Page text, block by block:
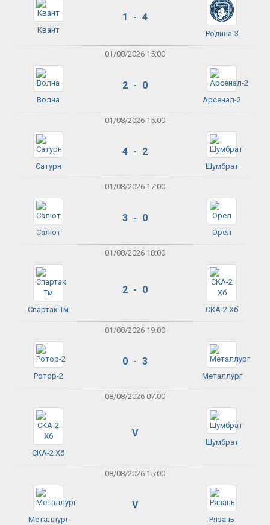
Квант
1 - 4
Родина-3
01/08/2026 15:00
Волна
2 - 0
Арсенал-2
01/08/2026 15:00
Сатурн
4 - 2
Шумбрат
01/08/2026 17:00
Салют
3 - 0
Орёл
01/08/2026 18:00
Спартак Тм
2 - 0
СКА-2 Хб
01/08/2026 19:00
Ротор-2
0 - 3
Металлург
08/08/2026 07:00
СКА-2 Хб
V
Шумбрат
08/08/2026 15:00
Металлург
V
Рязань